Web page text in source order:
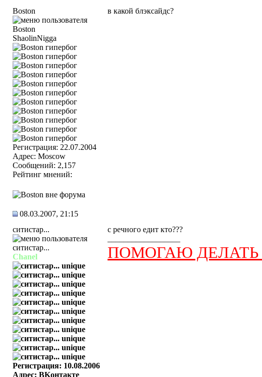
Boston
ShaolinNigga
Регистрация: 22.07.2004
Адрес: Moscow
Сообщений: 2,157
Рейтинг мнений:
в какой блэксайдс?
08.03.2007, 21:15
ситистар...
Chanel
Регистрация: 10.08.2006
Адрес: BKонтактe
с речного едит кто???
ПОМОГАЮ ДЕЛАТЬ